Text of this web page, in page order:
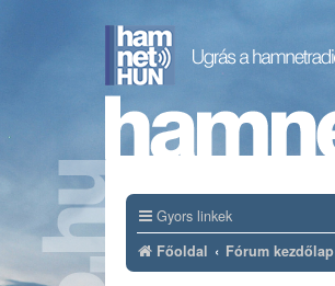
Gyors linkek
Főoldal Fórum kezdőlap